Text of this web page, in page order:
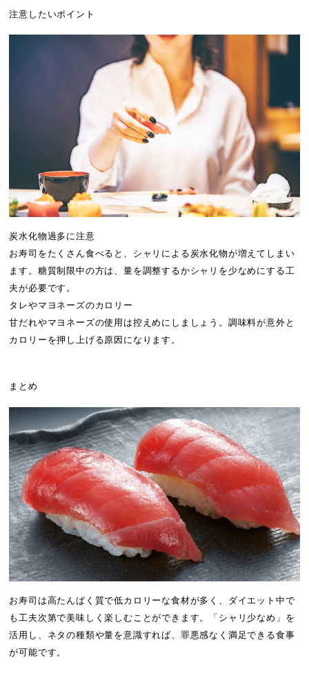
注意したいポイント
炭水化物過多に注意
お寿司をたくさん食べると、シャリによる炭水化物が増えてしまい
ます。糖質制限中の方は、量を調整するかシャリを少なめにする工
夫が必要です。
タレやマヨネーズのカロリー
甘だれやマヨネーズの使用は控えめにしましょう。調味料が意外と
カロリーを押し上げる原因になります。
まとめ
お寿司は高たんぱく質で低カロリーな食材が多く、ダイエット中で
も工夫次第で美味しく楽しむことができます。「シャリ少なめ」を
活用し、ネタの種類や量を意識すれば、罪悪感なく満足できる食事
が可能です。